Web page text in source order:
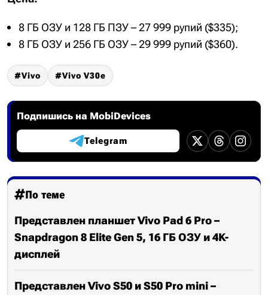
8 ГБ ОЗУ и 128 ГБ ПЗУ – 27 999 рупий ($335);
8 ГБ ОЗУ и 256 ГБ ОЗУ – 29 999 рупий ($360).
Vivo Vivo V30e
Подпишись на MobiDevices
Telegram
По теме
Представлен планшет Vivo Pad 6 Pro –
Snapdragon 8 Elite Gen 5, 16 ГБ ОЗУ и 4K-
дисплей
Представлен Vivo S50 и S50 Pro mini –